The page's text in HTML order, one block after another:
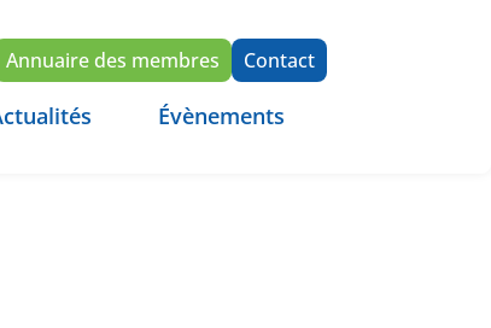
Annuaire des membres Contact
Évènements